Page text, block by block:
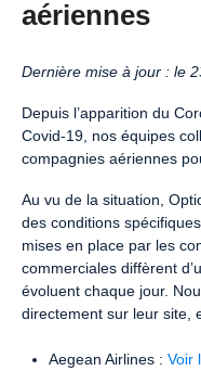
aériennes
Dernière mise à jour : le
Depuis l’apparition du
Covid-19, nos équipes
compagnies aériennes
Au vu de la situation,
des conditions
mises en place par les
commerciales diffèrent
évoluent chaque jour.
directement sur leur site,
Aegean Airlines : Voir